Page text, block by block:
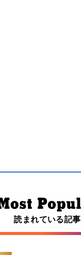
読まれている記事